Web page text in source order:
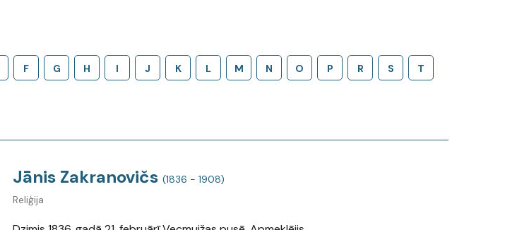
F G H I J K L M N O P R S T
Jānis Zakranovičs (1836 - 1908)
Reliģija